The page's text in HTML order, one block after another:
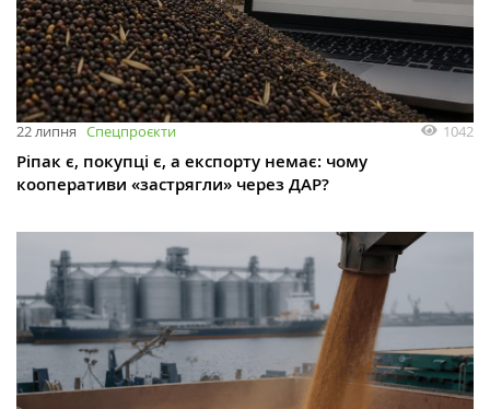
22 липня Спецпроєкти 1042
Ріпак є, покупці є, а експорту немає: чому
кооперативи «застрягли» через ДАР?